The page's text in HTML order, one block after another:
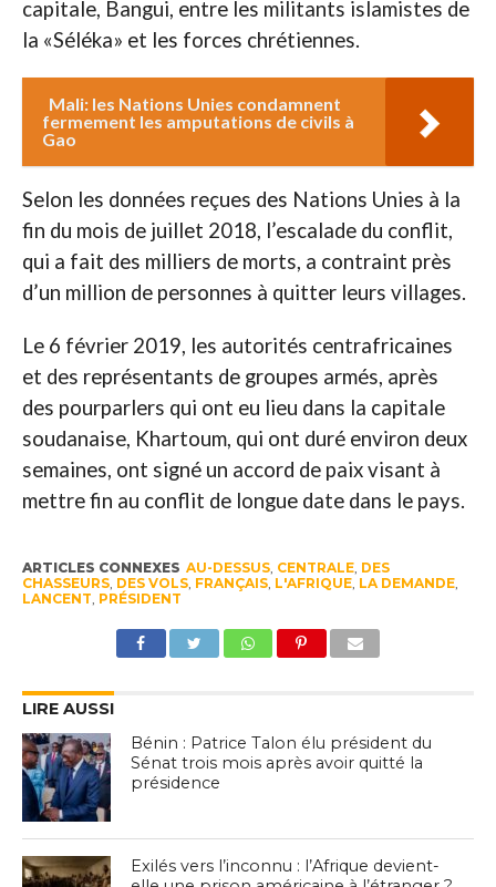
capitale, Bangui, entre les militants islamistes de
la «Séléka» et les forces chrétiennes.
Mali: les Nations Unies condamnent
fermement les amputations de civils à
Gao
Selon les données reçues des Nations Unies à la
fin du mois de juillet 2018, l’escalade du conflit,
qui a fait des milliers de morts, a contraint près
d’un million de personnes à quitter leurs villages.
Le 6 février 2019, les autorités centrafricaines
et des représentants de groupes armés, après
des pourparlers qui ont eu lieu dans la capitale
soudanaise, Khartoum, qui ont duré environ deux
semaines, ont signé un accord de paix visant à
mettre fin au conflit de longue date dans le pays.
ARTICLES CONNEXES AU-DESSUS, CENTRALE, DES
CHASSEURS, DES VOLS, FRANÇAIS, L'AFRIQUE, LA DEMANDE,
LANCENT PRÉSIDENT
LIRE AUSSI
Bénin : Patrice Talon élu président du
Sénat trois mois après avoir quitté la
présidence
Exilés vers l’inconnu : l’Afrique devient-